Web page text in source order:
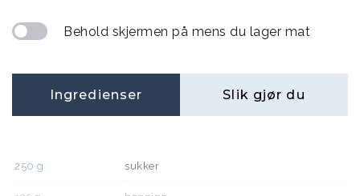
Behold skjermen på mens du lager mat
Ingredienser Slik gjør du
250 g sukker